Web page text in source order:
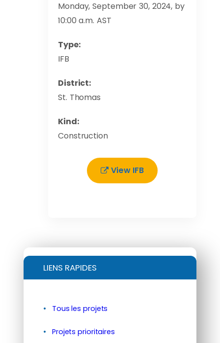
Monday, September 30, 2024, by
10:00 a.m. AST
Type:
IFB
District:
St. Thomas
Kind:
Construction
View IFB
LIENS RAPIDES
Tous les projets
Projets prioritaires